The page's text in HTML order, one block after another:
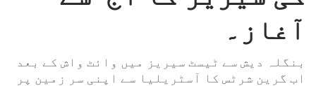
آغاز۔
بنگلہ دیش سے ٹیسٹ سیریز میں وائٹ واش کے بعد
اب گرین شرٹس کا آسٹریلیا سے اپنی سر زمین پر